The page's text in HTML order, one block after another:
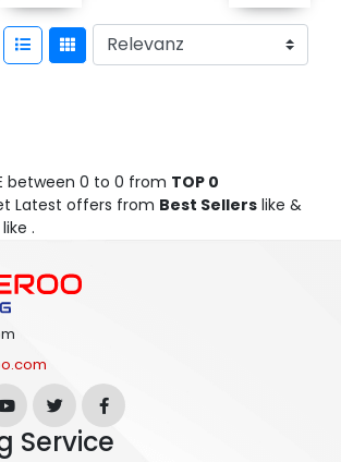
between 0 to 0 from TOP 0
Latest offers from Best Sellers like &
like .
Service